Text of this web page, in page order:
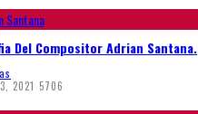
Del Compositor Adrian Santana.
2021 5706